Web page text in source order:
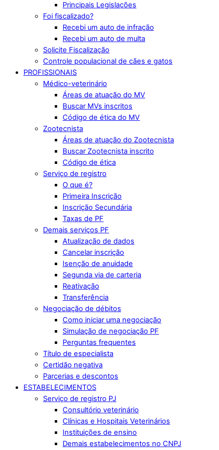
Principais Legislações
Foi fiscalizado?
Recebi um auto de infração
Recebi um auto de multa
Solicite Fiscalização
Controle populacional de cães e gatos
PROFISSIONAIS
Médico-veterinário
Áreas de atuação do MV
Buscar MVs inscritos
Código de ética do MV
Zootecnista
Áreas de atuação do Zootecnista
Buscar Zootecnista inscrito
Código de ética
Serviço de registro
O que é?
Primeira Inscrição
Inscrição Secundária
Taxas de PF
Demais serviços PF
Atualização de dados
Cancelar inscrição
Isenção de anuidade
Segunda via de carteria
Reativação
Transferência
Negociação de débitos
Como iniciar uma negociação
Simulação de negociação PF
Perguntas frequentes
Título de especialista
Certidão negativa
Parcerias e descontos
ESTABELECIMENTOS
Serviço de registro PJ
Consultório veterinário
Clínicas e Hospitais Veterinários
Instituições de ensino
Demais estabelecimentos no CNPJ